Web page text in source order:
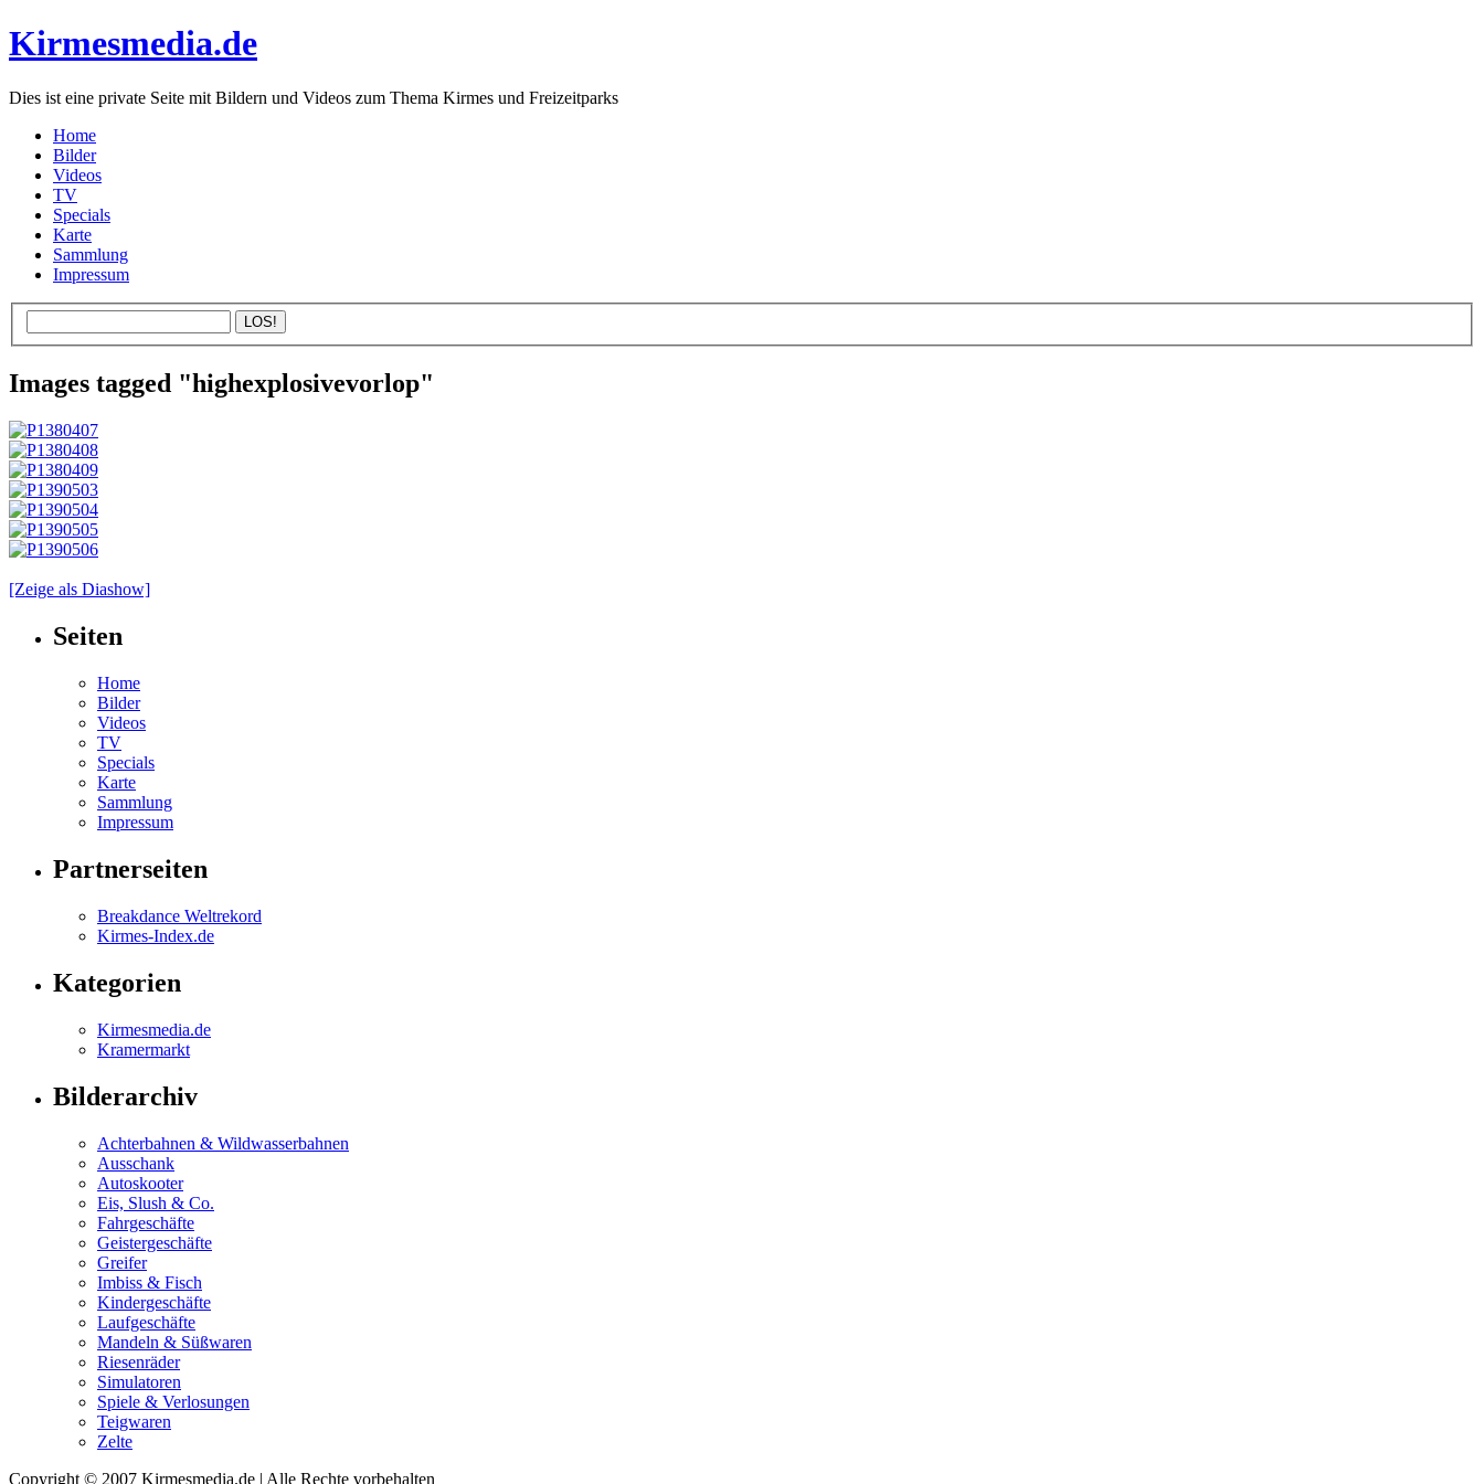
Kirmesmedia.de
Dies ist eine private Seite mit Bildern und Videos zum Thema Kirmes und Freizeitparks
Home
Bilder
Videos
TV
Specials
Karte
Sammlung
Impressum
Images tagged "highexplosivevorlop"
[Zeige als Diashow]
Seiten
Home
Bilder
Videos
TV
Specials
Karte
Sammlung
Impressum
Partnerseiten
Breakdance Weltrekord
Kirmes-Index.de
Kategorien
Kirmesmedia.de
Kramermarkt
Bilderarchiv
Achterbahnen & Wildwasserbahnen
Ausschank
Autoskooter
Eis, Slush & Co.
Fahrgeschäfte
Geistergeschäfte
Greifer
Imbiss & Fisch
Kindergeschäfte
Laufgeschäfte
Mandeln & Süßwaren
Riesenräder
Simulatoren
Spiele & Verlosungen
Teigwaren
Zelte
Copyright © 2007 Kirmesmedia.de | Alle Rechte vorbehalten